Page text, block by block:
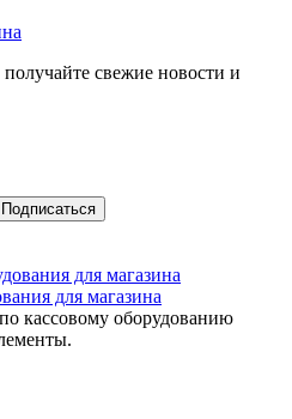
свежие новости и
для магазина
кассовому оборудованию